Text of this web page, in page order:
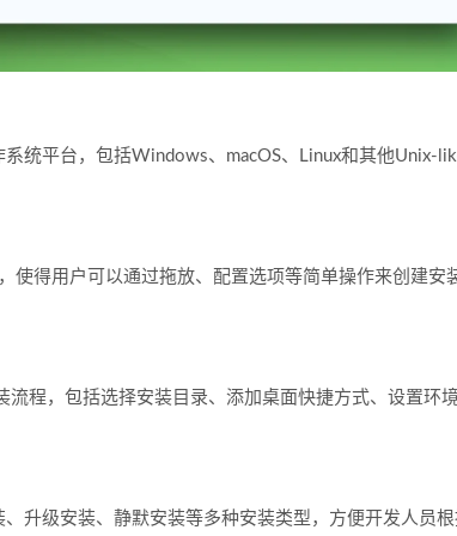
统平台，包括Windows、macOS、Linux和其他Unix-
使得用户可以通过拖放、配置选项等简单操作来创建安
流程，包括选择安装目录、添加桌面快捷方式、设置环
升级安装、静默安装等多种安装类型，方便开发人员